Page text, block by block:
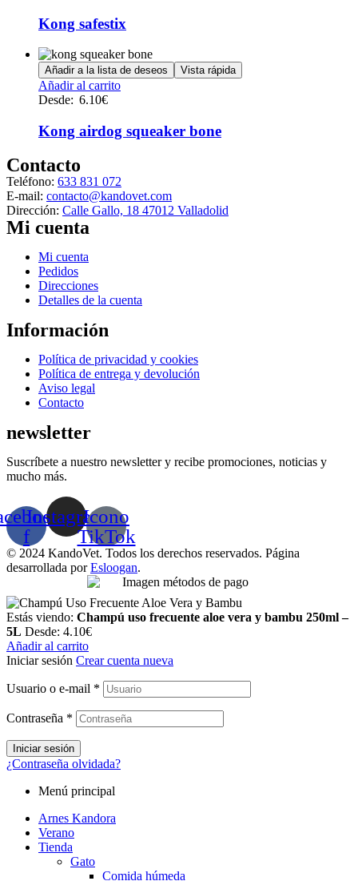
múltiples
variantes.
Las
opciones
se
pueden
la
producto
Kong safestix
Añadir a la lista de deseos Vista rápida
Añadir al carritoEste
múltiples
variantes.
se
pueden
elegir
Desde: 6.10€
Kong airdog squeaker bone
Contacto
Teléfono: 633 831 072
E-mail: contacto@kandovet.com
Dirección: Calle Gallo, 18 47012 Valladolid
Mi cuenta
Menú
Mi cuenta
Pedidos
Direcciones
Detalles de la cuenta
Información
Menú
Política de privacidad y cookies
Política de entrega y devolución
Aviso legal
Contacto
newsletter
Suscríbete a nuestro newsletter y recibe promociones, noticias y
mucho más.
f
InstagramIcono
TikTok
© 2024 KandoVet. Todos los derechos reservados. Página
desarrollada porEsloogan.
Estás viendo: Champú uso frecuente aloe vera y bambu 250ml –
5L Desde: 4.10€
Añadir al carrito
Iniciar sesión Crear cuenta nueva
Usuario o e-mail *
Contraseña *
Iniciar sesión
¿Contraseña olvidada?
Menú principal
Arnes Kandora
Verano
Tienda
Gato
Comida húmeda